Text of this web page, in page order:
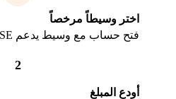
اختر وسيطاً مرخصاً
فتح حساب مع وسيط يدعم NYSE
2
أودع المبلغ